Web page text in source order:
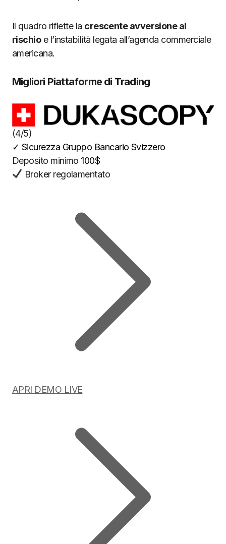
Il quadro riflette la crescente avversione al
rischioe l’instabilità legata all’agenda commerciale
americana.
Migliori Piattaforme di Trading
(4/5)
✓ Sicurezza Gruppo Bancario Svizzero
Deposito minimo 100$
Broker regolamentato
APRI DEMO LIVE